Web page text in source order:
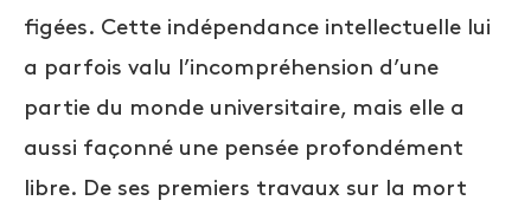
figées. Cette indépendance intellectuelle lui
a parfois valu l’incompréhension d’une
partie du monde universitaire, mais elle a
aussi façonné une pensée profondément
libre. De ses premiers travaux sur la mort